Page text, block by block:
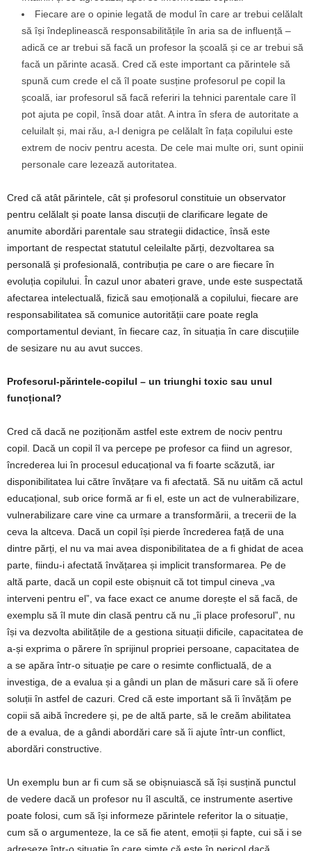
Fiecare are o opinie legată de modul în care ar trebui celălalt
să își îndeplinească responsabilitățile în aria sa de influență –
adică ce ar trebui să facă un profesor la școală și ce ar trebui să
facă un părinte acasă. Cred că este important ca părintele să
spună cum crede el că îl poate susține profesorul pe copil la
școală, iar profesorul să facă referiri la tehnici parentale care îl
pot ajuta pe copil, însă doar atât. A intra în sfera de autoritate a
celuilalt și, mai rău, a-l denigra pe celălalt în fața copilului este
extrem de nociv pentru acesta. De cele mai multe ori, sunt opinii
personale care lezează autoritatea.
Cred că atât părintele, cât și profesorul constituie un observator
pentru celălalt și poate lansa discuții de clarificare legate de
anumite abordări parentale sau strategii didactice, însă este
important de respectat statutul celeilalte părți, dezvoltarea sa
personală și profesională, contribuția pe care o are fiecare în
evoluția copilului. În cazul unor abateri grave, unde este suspectată
afectarea intelectuală, fizică sau emoțională a copilului, fiecare are
responsabilitatea să comunice autorității care poate regla
comportamentul deviant, în fiecare caz, în situația în care discuțiile
de sesizare nu au avut succes.
Profesorul-părintele-copilul – un triunghi toxic sau unul
funcțional?
Cred că dacă ne poziționăm astfel este extrem de nociv pentru
copil. Dacă un copil îl va percepe pe profesor ca fiind un agresor,
încrederea lui în procesul educațional va fi foarte scăzută, iar
disponibilitatea lui către învățare va fi afectată. Să nu uităm că actul
educațional, sub orice formă ar fi el, este un act de vulnerabilizare,
vulnerabilizare care vine ca urmare a transformării, a trecerii de la
ceva la altceva. Dacă un copil își pierde încrederea față de una
dintre părți, el nu va mai avea disponibilitatea de a fi ghidat de acea
parte, fiindu-i afectată învățarea și implicit transformarea. Pe de
altă parte, dacă un copil este obișnuit că tot timpul cineva „va
interveni pentru el”, va face exact ce anume dorește el să facă, de
exemplu să îl mute din clasă pentru că nu „îi place profesorul”, nu
își va dezvolta abilitățile de a gestiona situații dificile, capacitatea de
a-și exprima o părere în sprijinul propriei persoane, capacitatea de
a se apăra într-o situație pe care o resimte conflictuală, de a
investiga, de a evalua și a gândi un plan de măsuri care să îi ofere
soluții în astfel de cazuri. Cred că este important să îi învățăm pe
copii să aibă încredere și, pe de altă parte, să le creăm abilitatea
de a evalua, de a gândi abordări care să îi ajute într-un conflict,
abordări constructive.
Un exemplu bun ar fi cum să se obișnuiască să își susțină punctul
de vedere dacă un profesor nu îl ascultă, ce instrumente asertive
poate folosi, cum să își informeze părintele referitor la o situație,
cum să o argumenteze, la ce să fie atent, emoții și fapte, cui să i se